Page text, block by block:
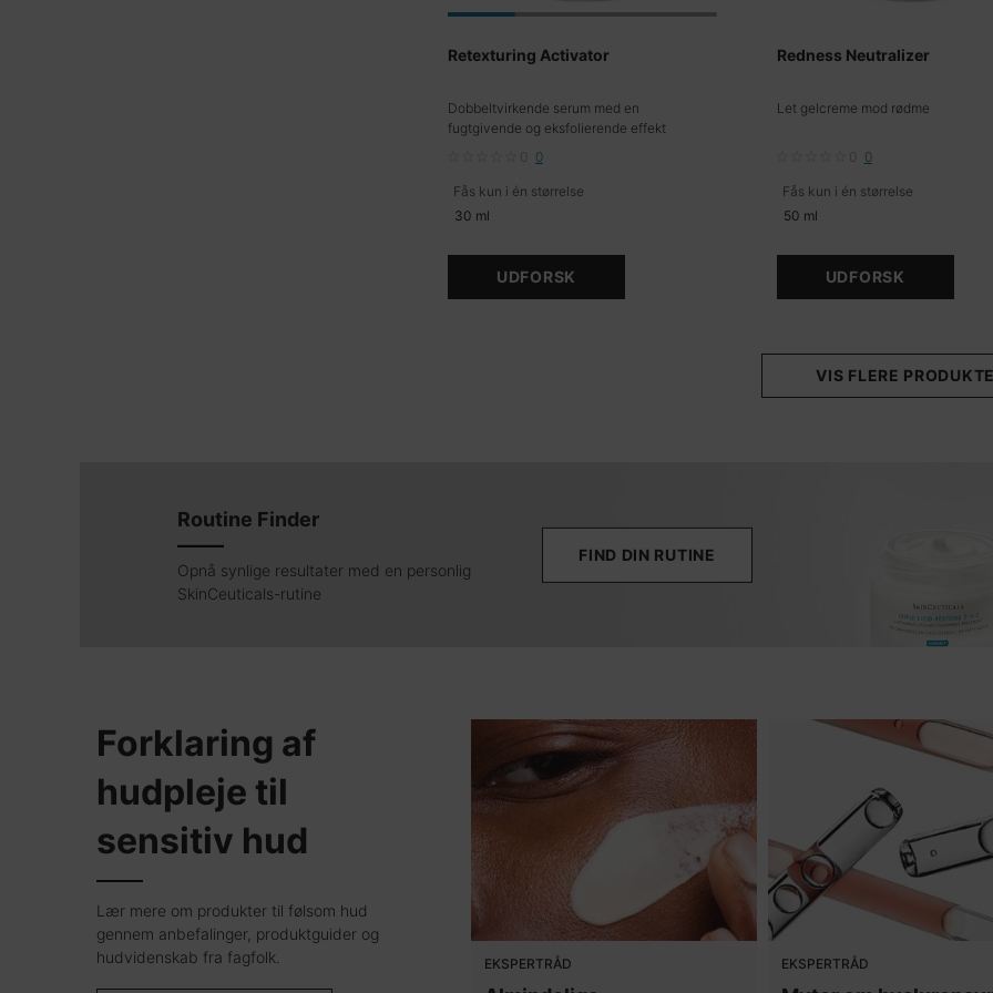
Retexturing Activator
Dobbeltvirkende serum med en
fugtgivende og eksfolierende effekt
0
Fås kun i én størrelse
30 ml
UDFORSK
Redness Neutralizer
Let gelcreme mod rødme
0
Fås kun i én størrelse
50 ml
UDFORSK
VIS FLERE
Routine Finder
Opnå synlige resultater med en personlig
SkinCeuticals-rutine
FIND DIN RUTINE
Forklaring af
hudpleje til
sensitiv hud
Lær mere om produkter til følsom hud
gennem anbefalinger, produktguider og
hudvidenskab fra fagfolk.
EKSPERTRÅD EKSPERTRÅD